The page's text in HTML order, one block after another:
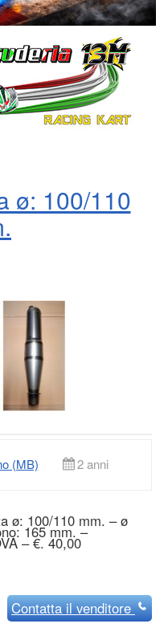
ø: 100/110
(MB) 2 anni
ø: 100/110 mm. – ø
165 mm. –
– €. 40,00
Contattail venditore